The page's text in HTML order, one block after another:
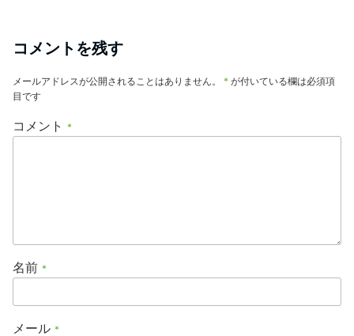
コメントを残す
メールアドレスが公開されることはありません。 * が付いている欄は必須項
目です
コメント *
名前 *
メール *